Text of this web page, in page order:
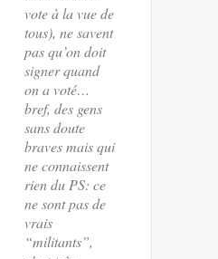
vote à la vue de
tous), ne savent
pas qu’on doit
signer quand
on a voté…
bref, des gens
sans doute
braves mais qui
ne connaissent
rien du PS: ce
ne sont pas de
vrais
“militants”,